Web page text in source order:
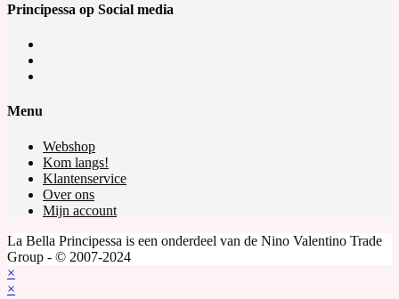
Principessa op Social media
tab
Menu
Webshop
Kom langs!
Klantenservice
Over ons
Mijn account
La Bella Principessa is een onderdeel van de Nino Valentino Trade
Group - © 2007-2024
×
×